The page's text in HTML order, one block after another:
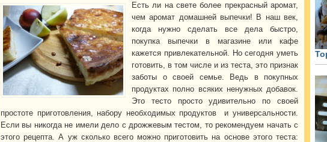
Есть ли на свете более прекрасный аромат,
чем аромат домашней выпечки! В наш век,
когда нужно сделать все дела быстро,
покупка выпечки в магазине или кафе
кажется привлекательной. Но сегодня уметь
готовить, в том числе и из теста, это признак
заботы о своей семье. Ведь в покупных
продуктах полно всяких ненужных добавок.
Это тесто просто удивительно по своей
простоте приготовления, набору необходимых продуктов и универсальности.
Если вы никогда не имели дело с дрожжевым тестом, то рекомендуем начать с
этого рецепта. А уж сколько всего можно приготовить на основе этого теста: